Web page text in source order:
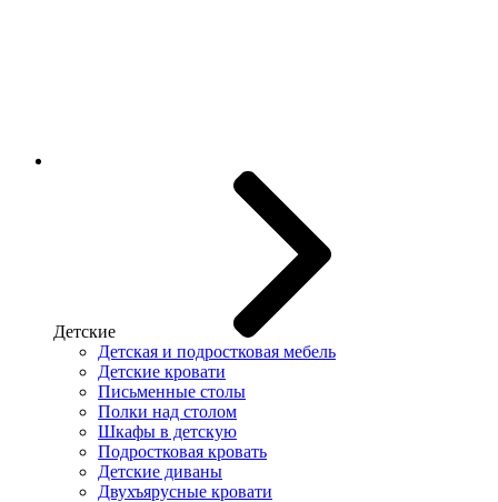
Детские
Детская и подростковая мебель
Детские кровати
Письменные столы
Полки над столом
Шкафы в детскую
Подростковая кровать
Детские диваны
Двухъярусные кровати